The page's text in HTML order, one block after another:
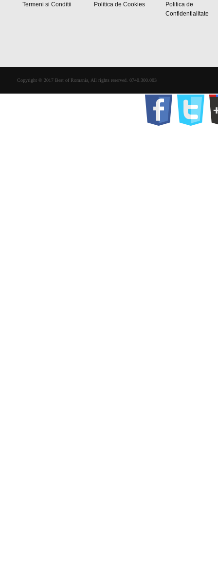
Termeni si Conditii Politica de Cookies
Politica de
Confidentialitate
Copyright © 2017 Best of Romania, All rights reserved. 0740.300.003